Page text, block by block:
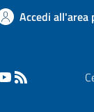
Accedi all'area